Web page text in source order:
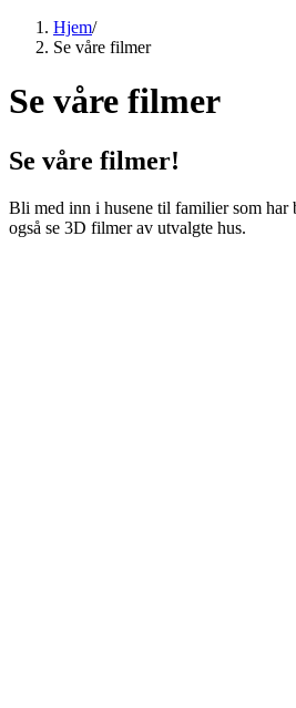
Hjem/
Se våre filmer
Se våre filmer
Se våre filmer!
Bli med inn i husene til familier som
også se 3D filmer av utvalgte hus.